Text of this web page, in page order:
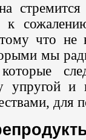
к
что не
мы
упругой и
для